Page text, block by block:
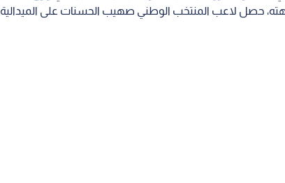
حصل لاعب المنتخب الوطني صهيب الحسنات على الميدالية